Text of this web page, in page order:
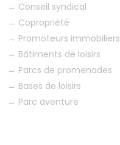
→ Conseil syndical
→ Copropriété
→ Promoteurs immobiliers
→ Bâtiments de loisirs
→ Parcs de promenades
→ Bases de loisirs
→ Parc aventure